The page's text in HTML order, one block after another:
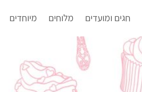
חגים ומועדים מלוחים מיוחדים